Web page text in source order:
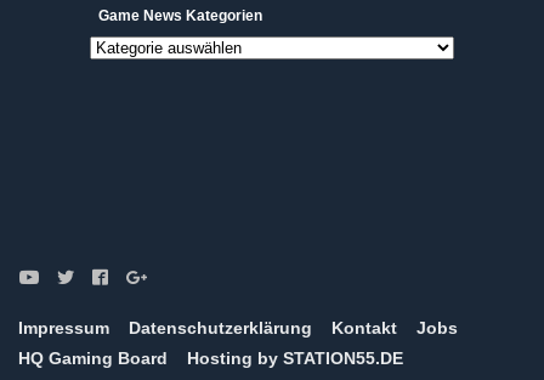
Game News Kategorien
Game
Impressum Datenschutzerklärung Kontakt
Jobs
HQ Gaming Board
Hosting by STATION55.DE